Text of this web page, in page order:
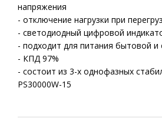
напряжения
- отключение нагрузки при
- светодиодный цифровой
- подходит для питания бытовой и
- КПД 97%
- состоит из 3-х однофазных
PS30000W-15